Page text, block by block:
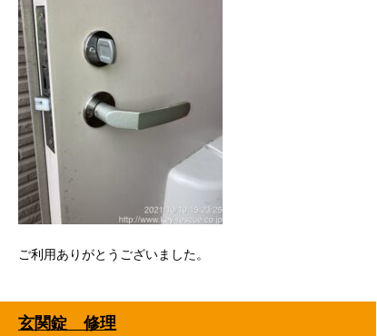
ご利用ありがとうございました。
玄関錠 修理